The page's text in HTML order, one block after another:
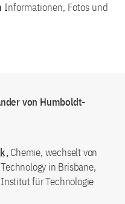
Informationen, Fotos und
von Humboldt-
,Chemie, wechselt von
in Brisbane,
für Technologie